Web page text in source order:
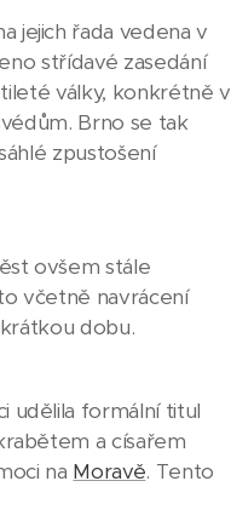
jejich řada vedena v
střídavé zasedání
války, konkrétně v
Brno se tak
zpustošení
ovšem stále
včetně navrácení
dobu.
udělila formální titul
a císařem
na Moravě. Tento